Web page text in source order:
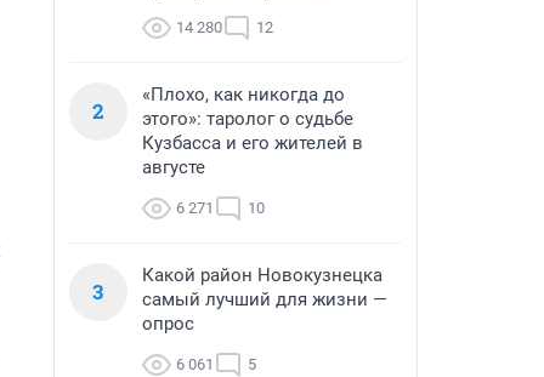
14 280 12
2
«Плохо, как никогда до
этого»: таролог о судьбе
Кузбасса и его жителей в
августе
6 271 10
3
Какой район Новокузнецка
самый лучший для жизни —
опрос
6 061 5